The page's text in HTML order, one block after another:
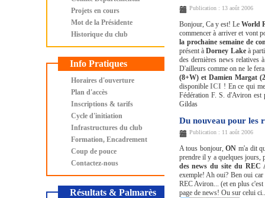
Publication : 13 août 2006
Bonjour, Ca y est! LeWorld
commencer à arriver et vont
la prochaine semaine de
présent àDorney Lakeà
des dernières news relatives
D'ailleurs comme on ne le
(8+W) et Damien Margat
disponibleICI ! En ce qui
Fédération F. S. d'Aviron
Gildas
Du nouveau pour les
Publication : 11 août 2006
A tous bonjour,ON m'a dit
prendre il y a quelques jours,
des news du site du REC
exemple! Ah oui? Ben oui
REC Aviron... (et en plus
page de news! Ou sur celui
Projets en cours
Mot de la Présidente
Historique du club
Info Pratiques
Horaires d'ouverture
Plan d'accès
Inscriptions & tarifs
Cycle d'initiation
Infrastructures du club
Formation, Encadrement
Coup de pouce
Contactez-nous
Résultats & Palmarès